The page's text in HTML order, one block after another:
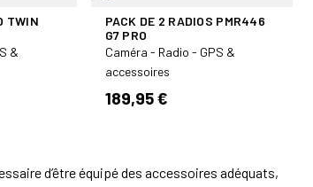
d’être équipé des accessoires adéquats,
TWIN
&
PACK DE 2 RADIOS PMR446
G7 PRO
Caméra - Radio - GPS &
accessoires
189,95 €